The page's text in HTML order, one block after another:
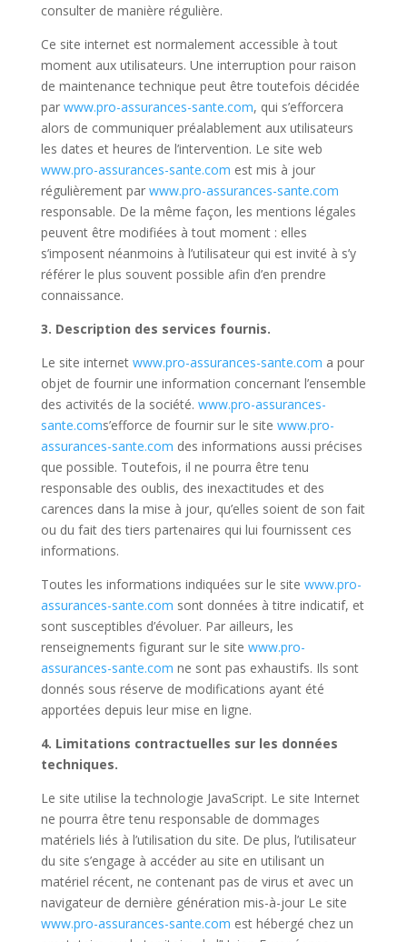
consulter de manière régulière.
Ce site internet est normalement accessible à tout
moment aux utilisateurs. Une interruption pour raison
de maintenance technique peut être toutefois décidée
par www.pro-assurances-sante.com, qui s’efforcera
alors de communiquer préalablement aux utilisateurs
les dates et heures de l’intervention. Le site web
www.pro-assurances-sante.com est mis à jour
régulièrement par www.pro-assurances-sante.com
responsable. De la même façon, les mentions légales
peuvent être modifiées à tout moment : elles
s’imposent néanmoins à l’utilisateur qui est invité à s’y
référer le plus souvent possible afin d’en prendre
connaissance.
3. Description des services fournis.
Le site internet www.pro-assurances-sante.com a pour
objet de fournir une information concernant l’ensemble
des activités de la société. www.pro-assurances-
sante.coms’efforce de fournir sur le site www.pro-
assurances-sante.com des informations aussi précises
que possible. Toutefois, il ne pourra être tenu
responsable des oublis, des inexactitudes et des
carences dans la mise à jour, qu’elles soient de son fait
ou du fait des tiers partenaires qui lui fournissent ces
informations.
Toutes les informations indiquées sur le site www.pro-
assurances-sante.com sont données à titre indicatif, et
sont susceptibles d’évoluer. Par ailleurs, les
renseignements figurant sur le site www.pro-
assurances-sante.com ne sont pas exhaustifs. Ils sont
donnés sous réserve de modifications ayant été
apportées depuis leur mise en ligne.
4. Limitations contractuelles sur les données
techniques.
Le site utilise la technologie JavaScript. Le site Internet
ne pourra être tenu responsable de dommages
matériels liés à l’utilisation du site. De plus, l’utilisateur
du site s’engage à accéder au site en utilisant un
matériel récent, ne contenant pas de virus et avec un
navigateur de dernière génération mis-à-jour Le site
www.pro-assurances-sante.com est hébergé chez un